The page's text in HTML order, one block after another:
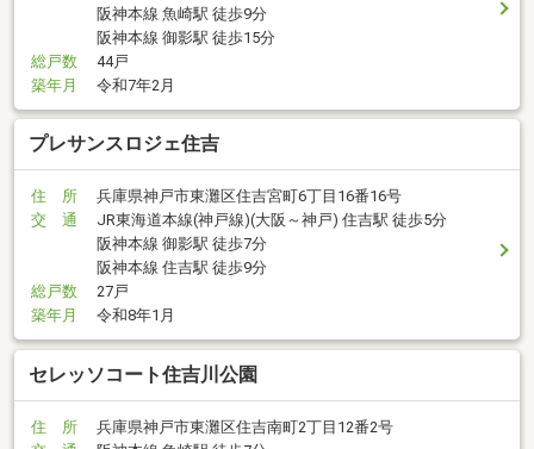
阪神本線 魚崎駅 徒歩9分
阪神本線 御影駅 徒歩15分
総戸数
44戸
築年月
令和7年2月
プレサンスロジェ住吉
住 所
兵庫県神戸市東灘区住吉宮町6丁目16番16号
交 通
JR東海道本線(神戸線)(大阪～神戸) 住吉駅 徒歩5分
阪神本線 御影駅 徒歩7分
阪神本線 住吉駅 徒歩9分
総戸数
27戸
築年月
令和8年1月
セレッソコート住吉川公園
住 所
兵庫県神戸市東灘区住吉南町2丁目12番2号